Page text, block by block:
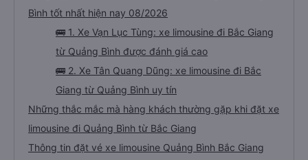
Bình tốt nhất hiện nay 08/2026
🚌 1. Xe Vạn Lục Tùng: xe limousine đi Bắc Giang
từ Quảng Bình được đánh giá cao
🚌 2. Xe Tân Quang Dũng: xe limousine đi Bắc
Giang từ Quảng Bình uy tín
Những thắc mắc mà hàng khách thường gặp khi đặt xe
limousine đi Quảng Bình từ Bắc Giang
Thông tin đặt vé xe limousine Quảng Bình Bắc Giang